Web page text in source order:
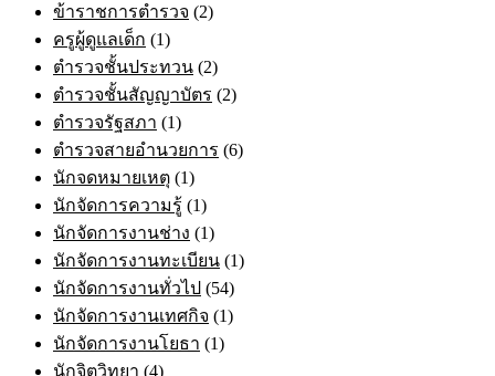
ข้าราชการตำรวจ (2)
ครูผู้ดูแลเด็ก (1)
ตำรวจชั้นประทวน (2)
ตำรวจชั้นสัญญาบัตร (2)
ตำรวจรัฐสภา (1)
ตำรวจสายอำนวยการ (6)
นักจดหมายเหตุ (1)
นักจัดการความรู้ (1)
นักจัดการงานช่าง (1)
นักจัดการงานทะเบียน (1)
นักจัดการงานทั่วไป (54)
นักจัดการงานเทศกิจ (1)
นักจัดการงานโยธา (1)
นักจิตวิทยา (4)